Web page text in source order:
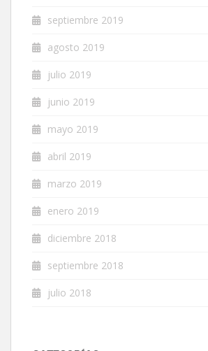
septiembre 2019
agosto 2019
julio 2019
junio 2019
mayo 2019
abril 2019
marzo 2019
enero 2019
diciembre 2018
septiembre 2018
julio 2018